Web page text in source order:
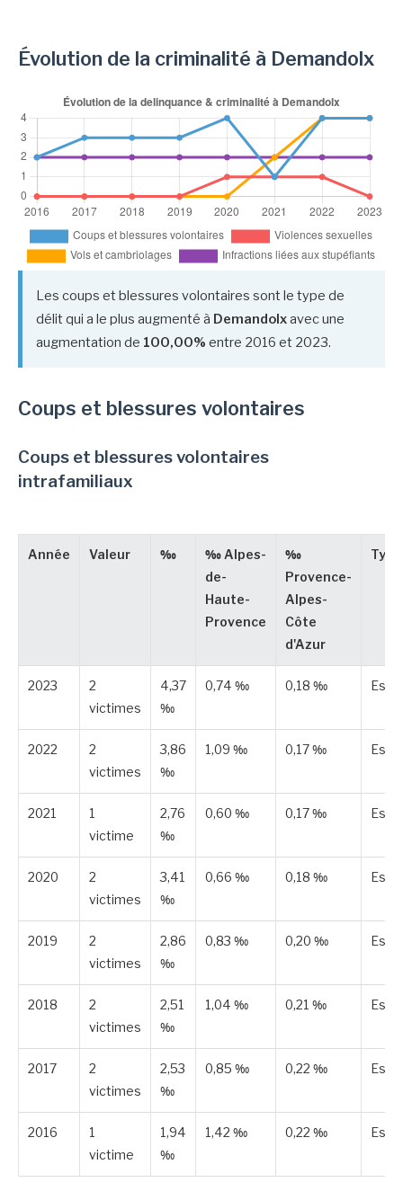
Évolution de la criminalité à Demandolx
Les coups et blessures volontaires sont le type de
délit qui a le plus augmenté à Demandolxavec une
augmentation de 100,00% entre 2016 et 2023.
Coups et blessures volontaires
Coups et blessures volontaires
intrafamiliaux
Année Valeur ‰
‰ Alpes-
de-
Haute-
Provence
‰
Provence-
Alpes-
Côte
d'Azur
Type
2023
2
victimes
4,37
‰
0,74 ‰ 0,18 ‰
2022
2
victimes
3,86
‰
1,09 ‰ 0,17 ‰
2021
1
victime
2,76
‰
0,60 ‰ 0,17 ‰
2020
2
victimes
3,41
‰
0,66 ‰ 0,18 ‰
2019
2
victimes
2,86
‰
0,83 ‰ 0,20 ‰
2018
2
victimes
2,51
‰
1,04 ‰ 0,21 ‰
2017
2
victimes
2,53
‰
0,85 ‰ 0,22 ‰
2016
1
victime
1,94
‰
1,42 ‰ 0,22 ‰